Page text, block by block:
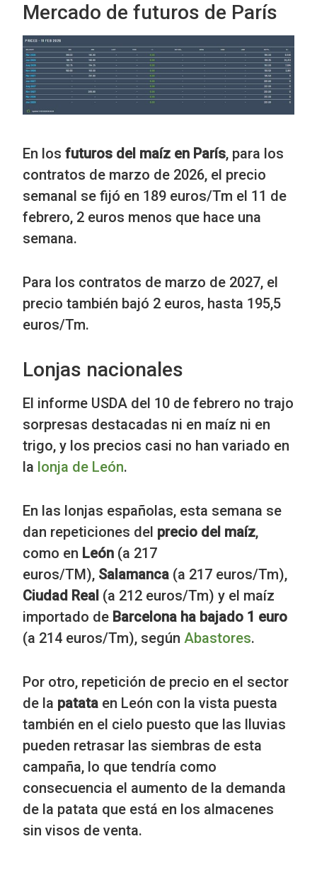
Mercado de futuros de París
En los futuros del maíz en París, para los
contratos de marzo de 2026, el precio
semanal se fijó en 189 euros/Tm el 11 de
febrero, 2 euros menos que hace una
semana.
Para los contratos de marzo de 2027, el
precio también bajó 2 euros, hasta 195,5
euros/Tm.
Lonjas nacionales
El informe USDA del 10 de febrero no trajo
sorpresas destacadas ni en maíz ni en
trigo, y los precios casi no han variado en
la lonja de León.
En las lonjas españolas, esta semana se
dan repeticiones del precio del maíz,
como en León (a 217
euros/TM), Salamanca (a 217 euros/Tm),
Ciudad Real (a 212 euros/Tm) y el maíz
importado de Barcelona ha bajado 1 euro
(a 214 euros/Tm), según Abastores.
Por otro, repetición de precio en el sector
de la patata en León con la vista puesta
también en el cielo puesto que las lluvias
pueden retrasar las siembras de esta
campaña, lo que tendría como
consecuencia el aumento de la demanda
de la patata que está en los almacenes
sin visos de venta.